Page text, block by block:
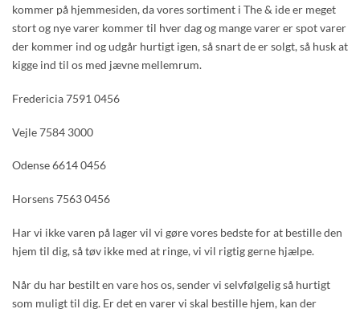
kommer på hjemmesiden, da vores sortiment i The & ide er meget
stort og nye varer kommer til hver dag og mange varer er spot varer
der kommer ind og udgår hurtigt igen, så snart de er solgt, så husk at
kigge ind til os med jævne mellemrum.
Fredericia 7591 0456
Vejle 7584 3000
Odense 6614 0456
Horsens 7563 0456
Har vi ikke varen på lager vil vi gøre vores bedste for at bestille den
hjem til dig, så tøv ikke med at ringe, vi vil rigtig gerne hjælpe.
Når du har bestilt en vare hos os, sender vi selvfølgelig så hurtigt
som muligt til dig. Er det en varer vi skal bestille hjem, kan der